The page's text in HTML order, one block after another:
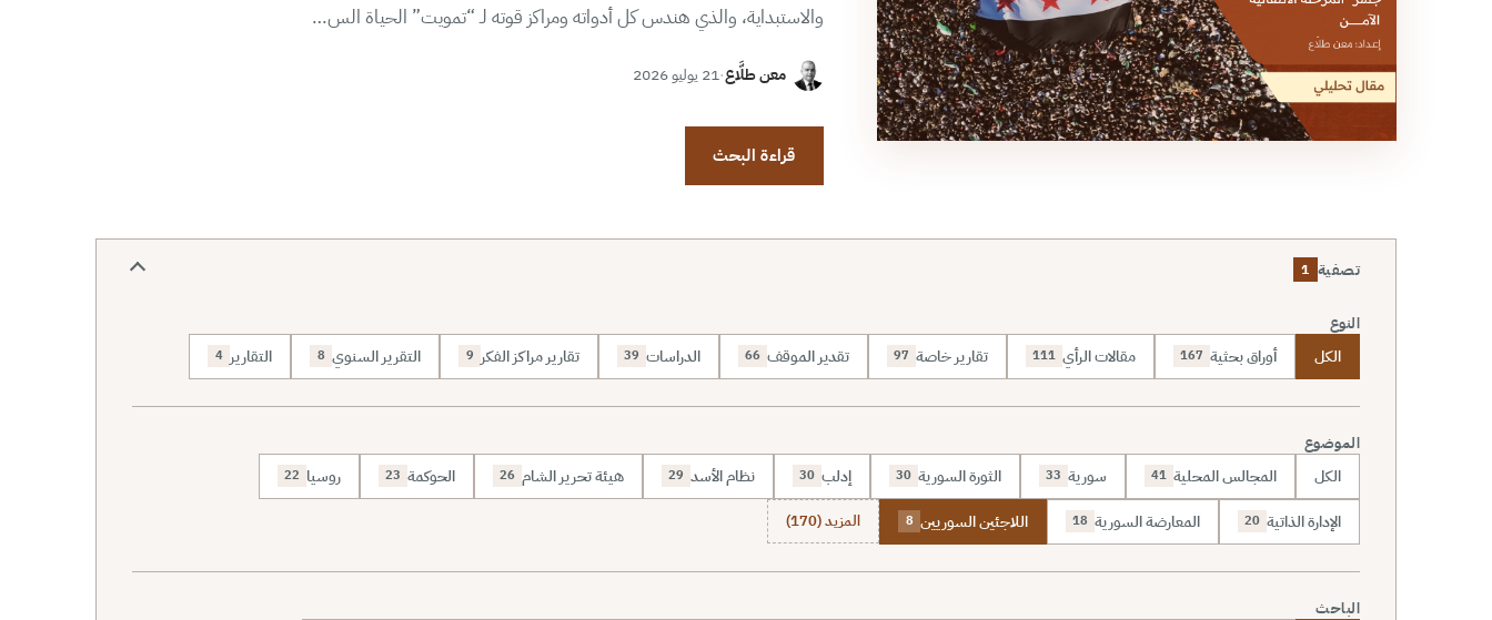
والاستبداية، والذي هندس كل أدواته ومراكز قوته لـ “تمويت” الحياة الس…
معن طلَّاع·21 يوليو 2026
قراءة البحث
تصفية 1
النوع
الكل أوراق بحثية 167 مقالات الرأي 111 تقارير خاصة 97 تقدير الموقف 66 الدراسات 39 تقارير مراكز الفكر 9 التقرير السنوي 8 التقارير 4
الموضوع
الكل المجالس المحلية 41 سورية 33 الثورة السورية 30 إدلب 30 نظام الأسد 29 هيئة تحرير الشام 26 الحوكمة 23 روسيا 22
الإدارة الذاتية 20 المعارضة السورية 18 اللاجئين السوريين 8 المزيد (170)
الباحث